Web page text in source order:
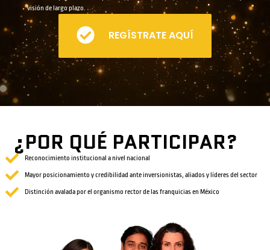
visión de largo plazo.
REGÍSTRATE AQUÍ
¿POR QUÉ PARTICIPAR?
Reconocimiento institucional a nivel nacional
Mayor posicionamiento y credibilidad ante inversionistas, aliados y líderes del sector
Distinción avalada por el organismo rector de las franquicias en México